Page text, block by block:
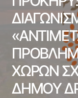
ΧΩΡΩΝ
ΔΗΜΟΥ